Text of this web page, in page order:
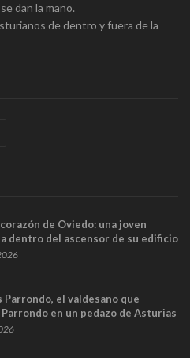
dan la mano.
de dentro y fuera de la
de Oviedo: una joven
dentro del ascensor de su edificio
sus últimos minutos
Parrondo, el valdesano que
en un pedazo de Asturias